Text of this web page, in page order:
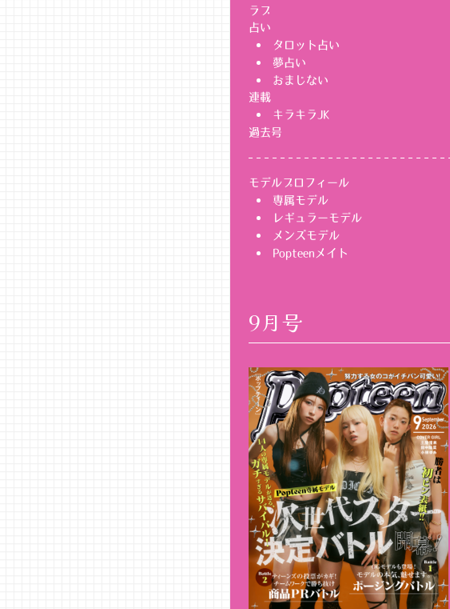
ラブ
占い
タロット占い
夢占い
おまじない
連載
キラキラJK
過去号
モデルプロフィール
専属モデル
レギュラーモデル
メンズモデル
Popteenメイト
9月号